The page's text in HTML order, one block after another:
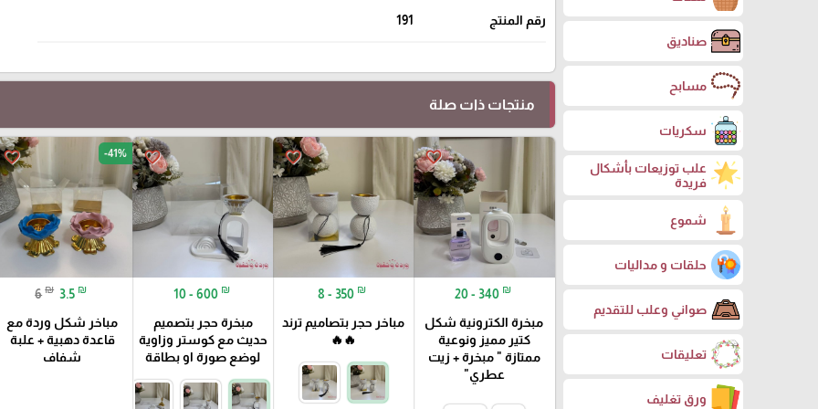
صناديق
مسابح
سكريات
علب توزيعات بأشكال
فريدة
شموع
حلقات و مداليات
صواني وعلب للتقديم
تعليقات
ورق تغليف
رقم المنتج 191
منتجات ذات صلة
favorite_border
20 - 340 ₪
مبخرة الكترونية شكل
كتير مميز ونوعية
ممتازة " مبخرة + زيت
عطري"
favorite_border
8 - 350 ₪
مباخر حجر بتصاميم ترند
🔥🔥
favorite_border
10 - 600 ₪
مبخرة حجر بتصميم
حديث مع كوستر وزاوية
لوضع صورة او بطاقة
favorite_border -41%
6 ₪ 3.5 ₪
مباخر شكل وردة مع
قاعدة دهبية + علبة
شفاف